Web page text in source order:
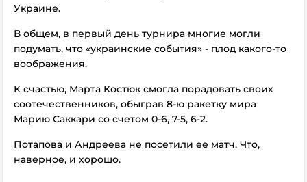
Украине.
В общем, в первый день турнира многие могли
подумать, что «украинские события» - плод какого-то
воображения.
К счастью, Марта Костюк смогла порадовать своих
соотечественников, обыграв 8-ю ракетку мира
Марию Саккари со счетом 0-6, 7-5, 6-2.
Потапова и Андреева не посетили ее матч. Что,
наверное, и хорошо.